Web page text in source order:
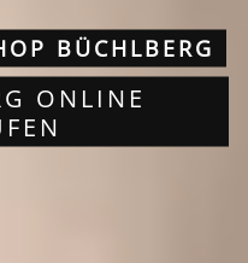
BÜCHLBERG
ONLINE